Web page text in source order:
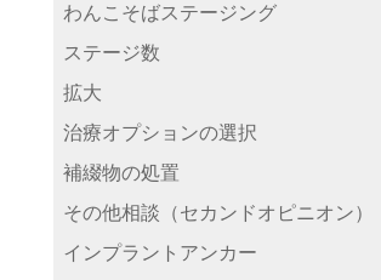
わんこそばステージング
ステージ数
拡大
治療オプションの選択
補綴物の処置
その他相談（セカンドオピニオン）
インプラントアンカー